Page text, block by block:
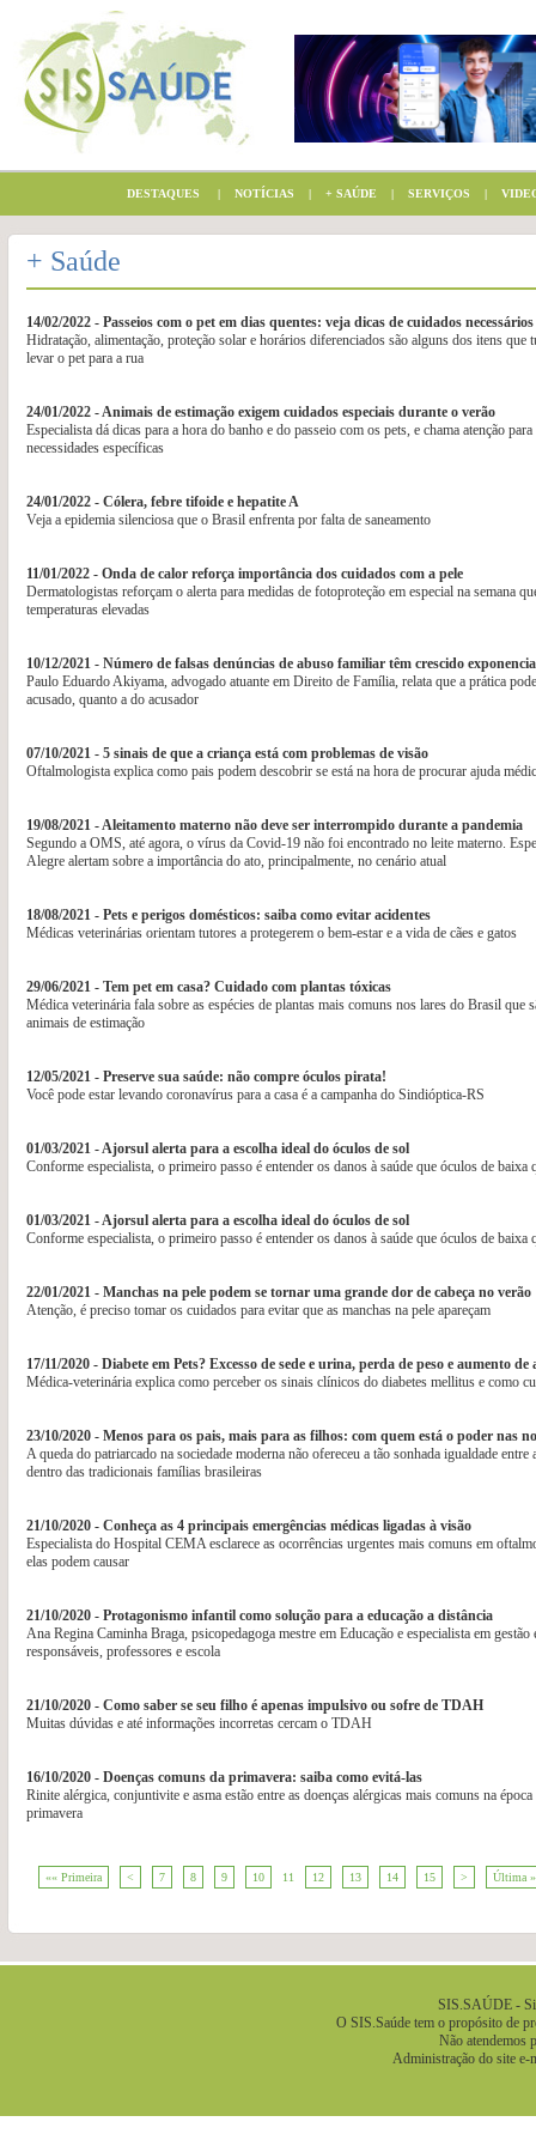
DESTAQUES | NOTÍCIAS | + SAÚDE | SERVIÇOS |
+ Saúde
14/02/2022 - Passeios com o pet em dias quentes: veja dicas de cuidados necessários
Hidratação, alimentação, proteção solar e horários diferenciados são alguns dos itens que
levar o pet para a rua
24/01/2022 - Animais de estimação exigem cuidados especiais durante o verão
Especialista dá dicas para a hora do banho e do passeio com os pets, e chama atenção
necessidades específicas
24/01/2022 - Cólera, febre tifoide e hepatite A
Veja a epidemia silenciosa que o Brasil enfrenta por falta de saneamento
11/01/2022 - Onda de calor reforça importância dos cuidados com a pele
Dermatologistas reforçam o alerta para medidas de fotoproteção em especial na semana
temperaturas elevadas
10/12/2021 - Número de falsas denúncias de abuso familiar têm crescido
Paulo Eduardo Akiyama, advogado atuante em Direito de Família, relata que a prática
acusado, quanto a do acusador
07/10/2021 - 5 sinais de que a criança está com problemas de visão
Oftalmologista explica como pais podem descobrir se está na hora de procurar ajuda
19/08/2021 - Aleitamento materno não deve ser interrompido durante a pandemia
Segundo a OMS, até agora, o vírus da Covid-19 não foi encontrado no leite materno.
Alegre alertam sobre a importância do ato, principalmente, no cenário atual
18/08/2021 - Pets e perigos domésticos: saiba como evitar acidentes
Médicas veterinárias orientam tutores a protegerem o bem-estar e a vida de cães e gatos
29/06/2021 - Tem pet em casa? Cuidado com plantas tóxicas
Médica veterinária fala sobre as espécies de plantas mais comuns nos lares do Brasil que
animais de estimação
12/05/2021 - Preserve sua saúde: não compre óculos pirata!
Você pode estar levando coronavírus para a casa é a campanha do Sindióptica-RS
01/03/2021 - Ajorsul alerta para a escolha ideal do óculos de sol
Conforme especialista, o primeiro passo é entender os danos à saúde que óculos de baixa
01/03/2021 - Ajorsul alerta para a escolha ideal do óculos de sol
Conforme especialista, o primeiro passo é entender os danos à saúde que óculos de baixa
22/01/2021 - Manchas na pele podem se tornar uma grande dor de cabeça no verão
Atenção, é preciso tomar os cuidados para evitar que as manchas na pele apareçam
17/11/2020 - Diabete em Pets? Excesso de sede e urina, perda de peso e aumento
Médica-veterinária explica como perceber os sinais clínicos do diabetes mellitus e como
23/10/2020 - Menos para os pais, mais para as filhos: com quem está o poder nas
A queda do patriarcado na sociedade moderna não ofereceu a tão sonhada igualdade entre
dentro das tradicionais famílias brasileiras
21/10/2020 - Conheça as 4 principais emergências médicas ligadas à visão
Especialista do Hospital CEMA esclarece as ocorrências urgentes mais comuns em
elas podem causar
21/10/2020 - Protagonismo infantil como solução para a educação a distância
Ana Regina Caminha Braga, psicopedagoga mestre em Educação e especialista em gestão
responsáveis, professores e escola
21/10/2020 - Como saber se seu filho é apenas impulsivo ou sofre de TDAH
Muitas dúvidas e até informações incorretas cercam o TDAH
16/10/2020 - Doenças comuns da primavera: saiba como evitá-las
Rinite alérgica, conjuntivite e asma estão entre as doenças alérgicas mais comuns na
primavera
«« Primeira < 7 8 9 10 11 12 13 14 15 > Última
SIS.SAÚDE -
O SIS.Saúde tem o propósito de
Não atendemos
Administração do site